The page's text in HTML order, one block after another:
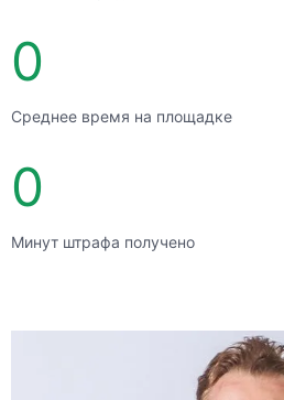
0
Среднее время на площадке
0
Минут штрафа получено